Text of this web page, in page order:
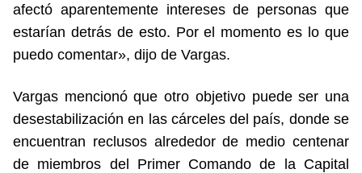
afectó aparentemente intereses de personas que
estarían detrás de esto. Por el momento es lo que
puedo comentar», dijo de Vargas.
Vargas mencionó que otro objetivo puede ser una
desestabilización en las cárceles del país, donde se
encuentran reclusos alrededor de medio centenar
de miembros del Primer Comando de la Capital